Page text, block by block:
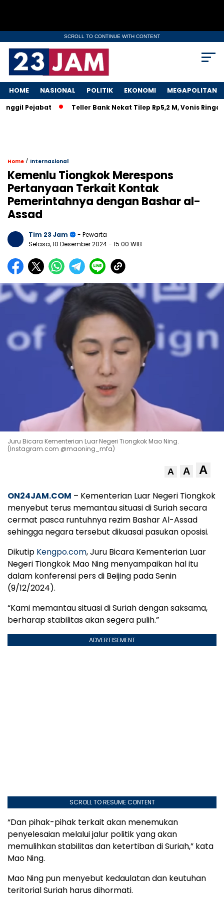
SCROLL TO CONTINUE WITH CONTENT
HOME NASIONAL POLITIK EKONOMI MEGAPOLITAN
Pejabat Teller Bank Nekat Tilep Rp5,2 M, Vonis Ringan
Home / Internasional
Kemenlu Tiongkok Merespons
Pertanyaan Terkait Kontak
Pemerintahnya dengan Bashar al-
Assad
Tim 23 Jam
- Pewarta
Selasa, 10 Desember 2024- 15:00 WIB
Juru Bicara Kementerian Luar Negeri Tiongkok Mao Ning.
(Instagram.com @maoning_mfa)
A A A
ON24JAM.COM – Kementerian Luar Negeri Tiongkok
menyebut terus memantau situasi di Suriah secara
cermat pasca runtuhnya rezim Bashar Al-Assad
sehingga negara tersebut dikuasai pasukan oposisi.
Dikutip Kengpo.com, Juru Bicara Kementerian Luar
Negeri Tiongkok Mao Ning menyampaikan hal itu
dalam konferensi pers di Beijing pada Senin
(9/12/2024).
“Kami memantau situasi di Suriah dengan saksama,
berharap stabilitas akan segera pulih.”
ADVERTISEMENT
SCROLL TO RESUME CONTENT
“Dan pihak-pihak terkait akan menemukan
penyelesaian melalui jalur politik yang akan
memulihkan stabilitas dan ketertiban di Suriah,” kata
Mao Ning.
Mao Ning pun menyebut kedaulatan dan keutuhan
teritorial Suriah harus dihormati.